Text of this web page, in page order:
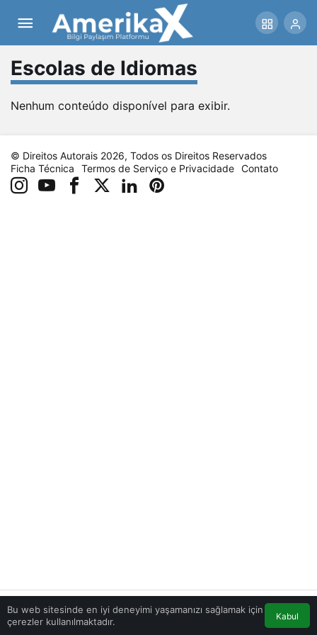
Escolas de Idiomas
Nenhum conteúdo disponível para exibir.
Bu web sitesinde en iyi deneyimi yaşamanızı sağlamak için
çerezler kullanılmaktadır.
Kabul
© Direitos Autorais 2026, Todos os Direitos Reservados
Ficha Técnica
Termos de Serviço e Privacidade Contato
Anasayfa Akış Contato